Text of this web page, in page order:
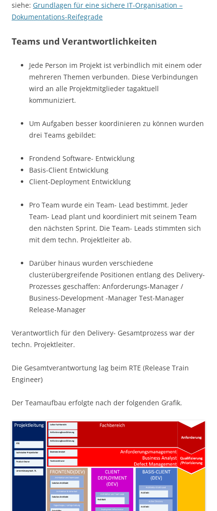
siehe: Grundlagen für eine sichere IT-Organisation –
Dokumentations-Reifegrade
Teams und Verantwortlichkeiten
Jede Person im Projekt ist verbindlich mit einem oder
mehreren Themen verbunden. Diese Verbindungen
wird an alle Projektmitglieder tagaktuell
kommuniziert.
Um Aufgaben besser koordinieren zu können wurden
drei Teams gebildet:
Frondend Software- Entwicklung
Basis-Client Entwicklung
Client-Deployment Entwicklung
Pro Team wurde ein Team- Lead bestimmt. Jeder
Team- Lead plant und koordiniert mit seinem Team
den nächsten Sprint. Die Team- Leads stimmten sich
mit dem techn. Projektleiter ab.
Darüber hinaus wurden verschiedene
clusterübergreifende Positionen entlang des Delivery-
Prozesses geschaffen: Anforderungs-Manager /
Business-Development -Manager Test-Manager
Release-Manager
Verantwortlich für den Delivery- Gesamtprozess war der
techn. Projektleiter.
Die Gesamtverantwortung lag beim RTE (Release Train
Engineer)
Der Teamaufbau erfolgte nach der folgenden Grafik.